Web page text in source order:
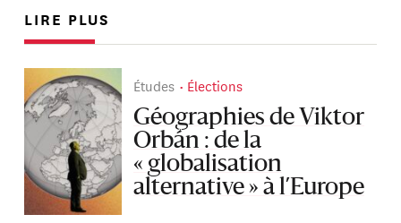
LIRE PLUS
Études Élections
Géographies de Viktor
Orbán : de la
« globalisation
alternative » à l’Europe